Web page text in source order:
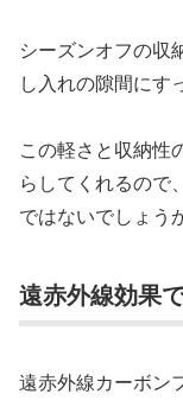
シーズンオフの収
し入れの隙間にす
この軽さと収納性
らしてくれるので
ではないでしょう
遠赤外線効果
遠赤外線カーボン